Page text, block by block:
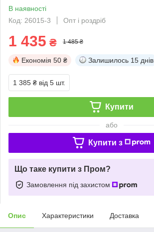
В наявності
Код: 26015-3
Опт і роздріб
1 435 ₴ 1 485 ₴
Економія 50 ₴ Залишилось 15 днів
1 385 ₴ від 5 шт.
Купити
або
Купити з
Що таке купити з Пром?
Замовлення під захистом
Опис Характеристики Доставка